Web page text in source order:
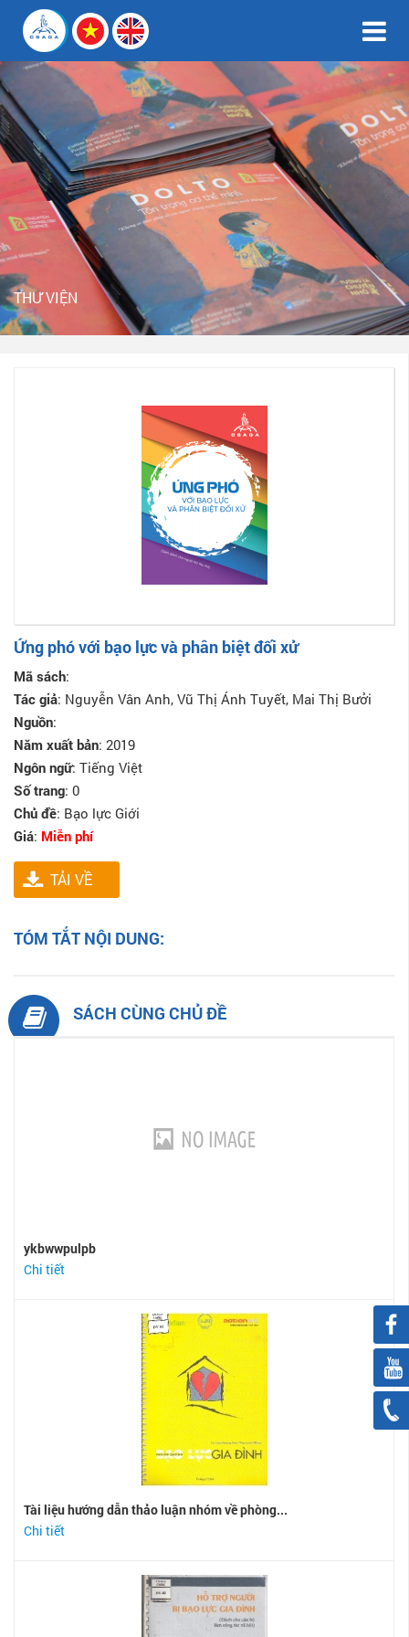
THƯ VIỆN
Ứng phó với bạo lực và phân biệt đối xử
Mã sách:
Tác giả: Nguyễn Vân Anh, Vũ Thị Ánh Tuyết, Mai Thị Bưởi
Nguồn:
Năm xuất bản: 2019
Ngôn ngữ: Tiếng Việt
Số trang: 0
Chủ đề: Bạo lực Giới
Giá: Miễn phí
TẢI VỀ
TÓM TẮT NỘI DUNG:
SÁCH CÙNG CHỦ ĐỀ
ykbwwpulpb
Chi tiết
Tài liệu hướng dẫn thảo luận nhóm về phòng...
Chi tiết